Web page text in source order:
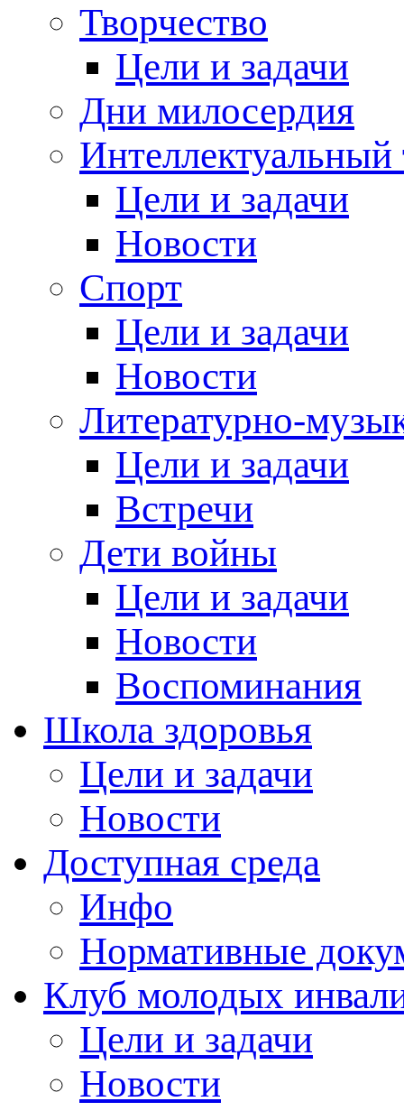
Творчество
Цели и задачи
Дни милосердия
Интеллектуальный
Цели и задачи
Новости
Спорт
Цели и задачи
Новости
Литературно-
Цели и задачи
Встречи
Дети войны
Цели и задачи
Новости
Воспоминания
Школа здоровья
Цели и задачи
Новости
Доступная среда
Инфо
Нормативные
Клуб молодых
Цели и задачи
Новости